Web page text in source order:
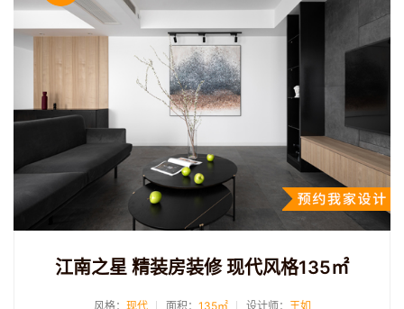
江南之星 精装房装修 现代风格135㎡
风格： 现代 面积： 135㎡ 设计师： 王如